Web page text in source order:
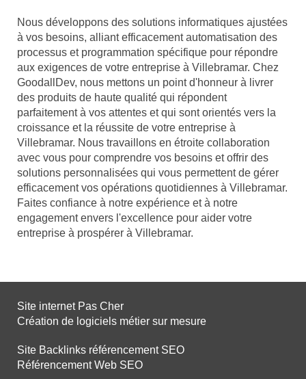
Nous développons des solutions informatiques ajustées
à vos besoins, alliant efficacement automatisation des
processus et programmation spécifique pour répondre
aux exigences de votre entreprise à Villebramar. Chez
GoodallDev, nous mettons un point d'honneur à livrer
des produits de haute qualité qui répondent
parfaitement à vos attentes et qui sont orientés vers la
croissance et la réussite de votre entreprise à
Villebramar. Nous travaillons en étroite collaboration
avec vous pour comprendre vos besoins et offrir des
solutions personnalisées qui vous permettent de gérer
efficacement vos opérations quotidiennes à Villebramar.
Faites confiance à notre expérience et à notre
engagement envers l'excellence pour aider votre
entreprise à prospérer à Villebramar.
Site internet Pas Cher
Création de logiciels métier sur mesure
Site Backlinks référencement SEO
Référencement Web SEO